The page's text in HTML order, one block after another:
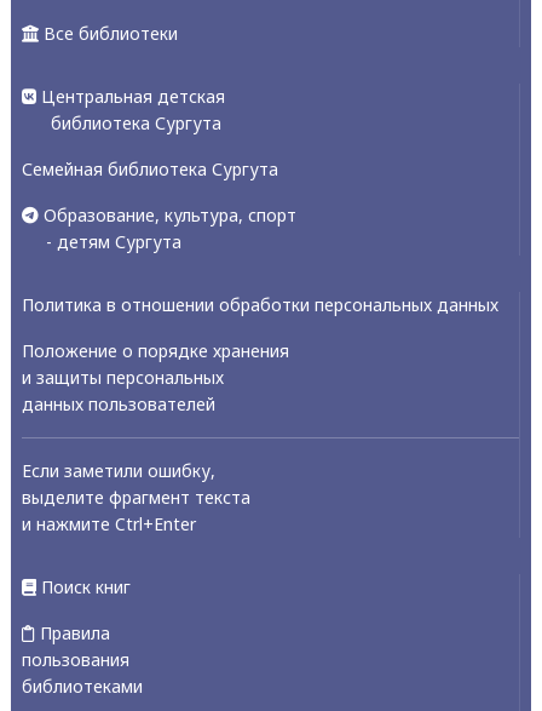
Все библиотеки
Центральная детская
библиотека Сургута
Семейная библиотека Сургута
Образование, культура, спорт
- детям Сургута
Политика в отношении обработки персональных данных
Положение о порядке хранения
и защиты персональных
данных пользователей
Если заметили ошибку,
выделите фрагмент текста
и нажмите Ctrl+Enter
Поиск книг
Правила
пользования
библиотеками